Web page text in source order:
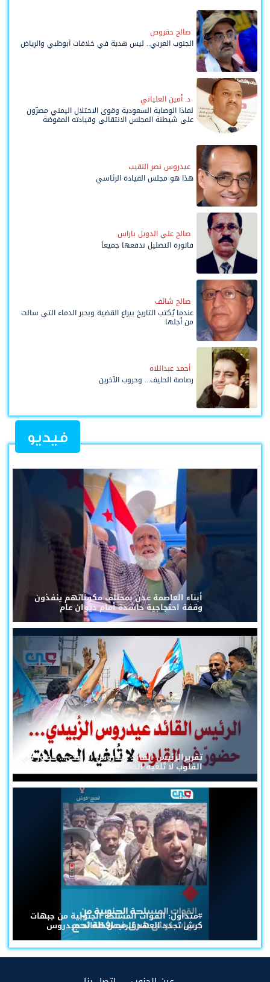
صالح حقروص
الجنوب العربي.. ليس هدية في خلافات أبوظبي والرياض
د. أمين العلياني
لماذا الوصاية السعودية وقوى الاحتلال اليمني مصرّون
على شيطنة المجلس الانتقالي وقيادته المفوضة
عيدروس نصر النقيب
هذا هو مجلس القيادة الرئاسي
صالح علي الدويل باراس
فاتورة التضليل ندفعها جميعاً
صالح شائف
عندما يُكتب التاريخ بيراع القضية وبحبر الدماء التي سالت
من أجلها
أحمد عبداللاه
رصاصة الحليف... وحروب الآخرين
فيديو
أبناء العاصمة عدن بمختلف مكوناتهم ينفذون
وقفة احتجاجية حاشدة أمام ديوان عام
تقريرالرئيس القائد عيدروس الزُبيدي... حضورٌ في
القلوب لا تُلغيه الحملات
#متداول: القوات المسلحة الجنوبية من جبهات
كرش تجدد العهد للرئيس القائد عيدروس